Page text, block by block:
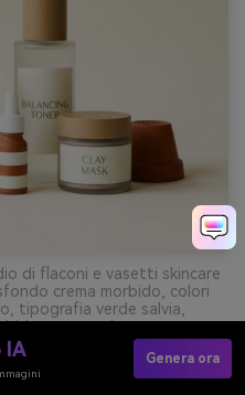
di flaconi e vasetti skincare
crema morbido, colori
tipografia verde salvia,
nessun elemento
IA Genera ora